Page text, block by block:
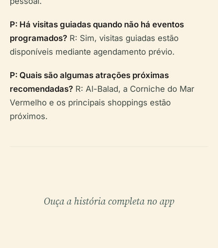
P: Há visitas guiadas quando não há eventos
programados? R: Sim, visitas guiadas estão
disponíveis mediante agendamento prévio.
P: Quais são algumas atrações próximas
recomendadas? R: Al-Balad, a Corniche do Mar
Vermelho e os principais shoppings estão
próximos.
Ouça a história completa no app